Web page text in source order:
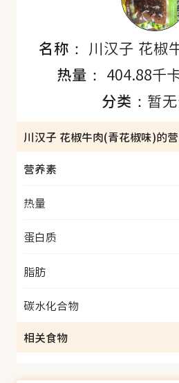
名称： 川汉子 花椒
热量： 404.88千
分类： 暂
川汉子 花椒牛肉(青花椒味)的
营养素
热量
蛋白质
脂肪
碳水化合物
相关食物